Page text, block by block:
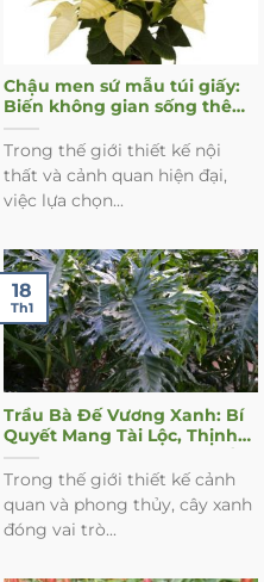
Chậu men sứ mẫu túi giấy:
Biến không gian sống thêm
sang trọng và hợp phong
thủy
Trong thế giới thiết kế nội
thất và cảnh quan hiện đại,
việc lựa chọn...
Trầu Bà Đế Vương Xanh: Bí
Quyết Mang Tài Lộc, Thịnh
Vượng Vào Không Gian Sống
Của Bạn
Trong thế giới thiết kế cảnh
quan và phong thủy, cây xanh
đóng vai trò...
18
Th1